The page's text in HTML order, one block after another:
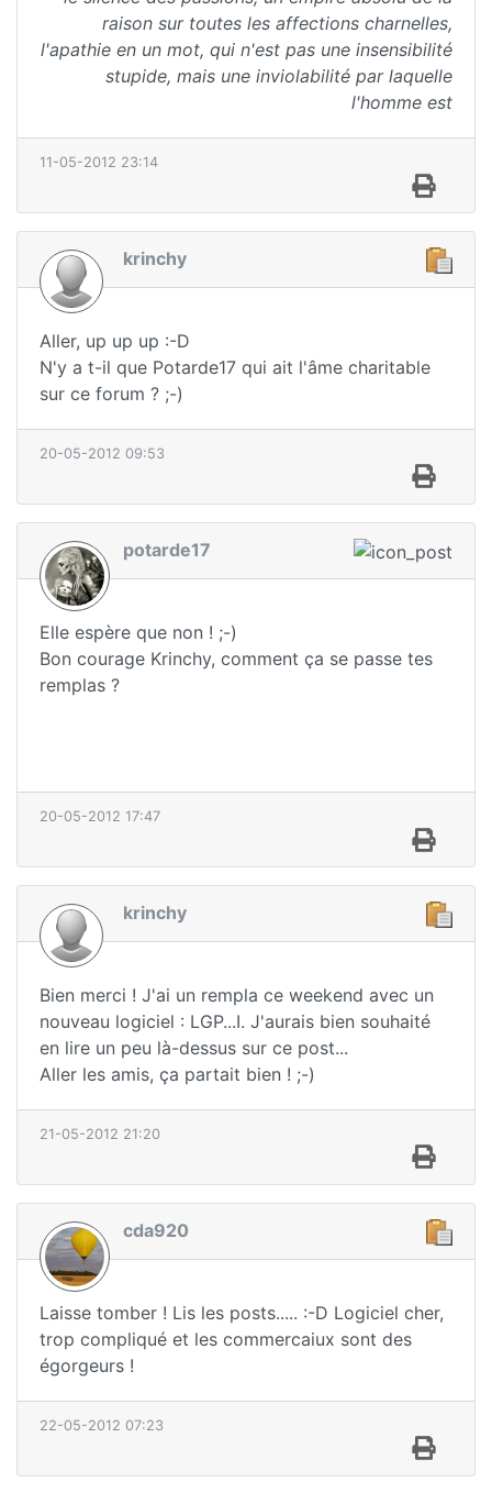
raison sur toutes les affections charnelles,
l'apathie en un mot, qui n'est pas une insensibilité
stupide, mais une inviolabilité par laquelle
l'homme est
11-05-2012 23:14
krinchy
Aller, up up up :-D
N'y a t-il que Potarde17 qui ait l'âme charitable
sur ce forum ? ;-)
20-05-2012 09:53
potarde17
Elle espère que non ! ;-)
Bon courage Krinchy, comment ça se passe tes
remplas ?
20-05-2012 17:47
krinchy
Bien merci ! J'ai un rempla ce weekend avec un
nouveau logiciel : LGP...I. J'aurais bien souhaité
en lire un peu là-dessus sur ce post...
Aller les amis, ça partait bien ! ;-)
21-05-2012 21:20
cda920
Laisse tomber ! Lis les posts..... :-D Logiciel cher,
trop compliqué et les commercaiux sont des
égorgeurs !
22-05-2012 07:23